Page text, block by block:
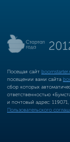
Посещая сайт
посещении вами сайта
сбор которых
ответственностью
и почтовый адрес:
Пользовательского